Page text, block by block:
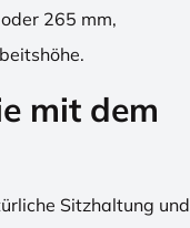
265 mm,
mit dem
Sitzhaltung und